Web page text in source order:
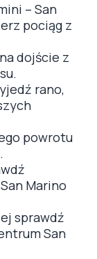
– San
pociąg z
dojście z
rano,
powrotu
Marino
sprawdź
San